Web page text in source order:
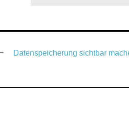
Datenspeicherung sichtbar